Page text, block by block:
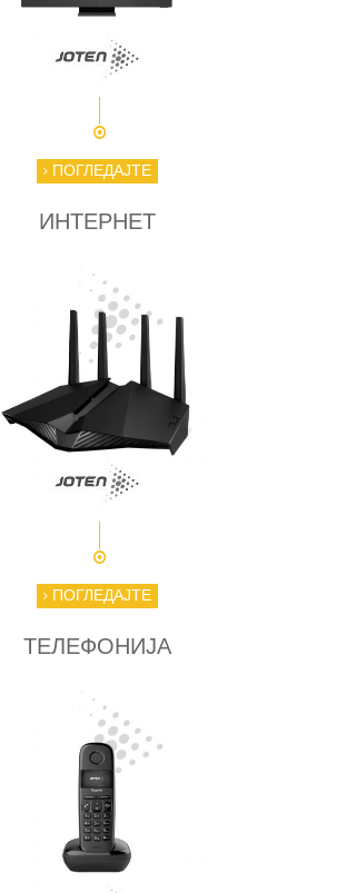
ПОГЛЕДАЈТЕ
ИНТЕРНЕТ
ПОГЛЕДАЈТЕ
ТЕЛЕФОНИЈА